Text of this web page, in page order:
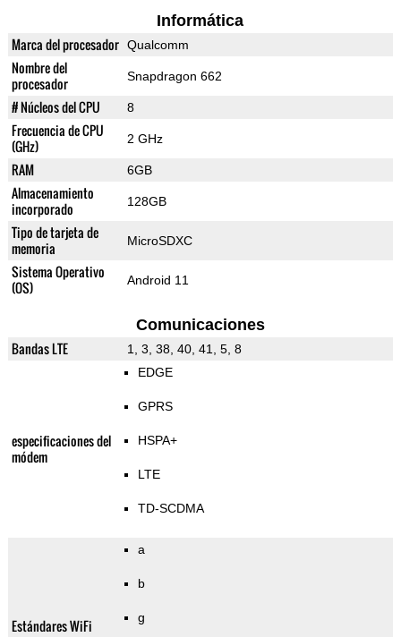
Informática
Marca del procesador Qualcomm
Nombre del
procesador
Snapdragon 662
# Núcleos del CPU 8
Frecuencia de CPU
(GHz)
2 GHz
RAM 6GB
Almacenamiento
incorporado
128GB
Tipo de tarjeta de
memoria
MicroSDXC
Sistema Operativo
(OS)
Android 11
Comunicaciones
Bandas LTE 1, 3, 38, 40, 41, 5, 8
especificaciones del
módem
EDGE
GPRS
HSPA+
LTE
TD-SCDMA
Estándares WiFi
a
b
g